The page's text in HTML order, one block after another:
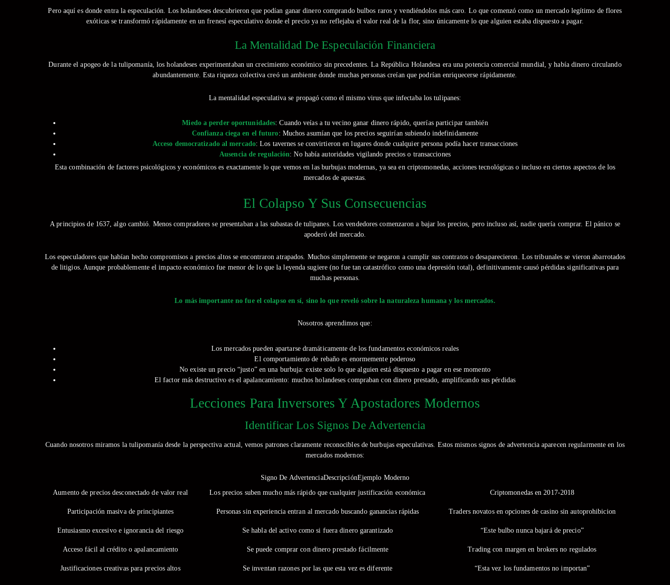
Pero aquí es donde entra la especulación. Los holandeses descubrieron que podían ganar dinero comprando bulbos raros y vendiéndolos más caro. Lo que comenzó como un mercado legítimo de flores
exóticas se transformó rápidamente en un frenesí especulativo donde el precio ya no reflejaba el valor real de la flor, sino únicamente lo que alguien estaba dispuesto a pagar.
La Mentalidad De Especulación Financiera
Durante el apogeo de la tulipomanía, los holandeses experimentaban un crecimiento económico sin precedentes. La República Holandesa era una potencia comercial mundial, y había dinero circulando
abundantemente. Esta riqueza colectiva creó un ambiente donde muchas personas creían que podrían enriquecerse rápidamente.
La mentalidad especulativa se propagó como el mismo virus que infectaba los tulipanes:
Miedo a perder oportunidades: Cuando veías a tu vecino ganar dinero rápido, querías participar también
Confianza ciega en el futuro: Muchos asumían que los precios seguirían subiendo indefinidamente
Acceso democratizado al mercado: Los tavernes se convirtieron en lugares donde cualquier persona podía hacer transacciones
Ausencia de regulación: No había autoridades vigilando precios o transacciones
Esta combinación de factores psicológicos y económicos es exactamente lo que vemos en las burbujas modernas, ya sea en criptomonedas, acciones tecnológicas o incluso en ciertos aspectos de los
mercados de apuestas.
El Colapso Y Sus Consecuencias
A principios de 1637, algo cambió. Menos compradores se presentaban a las subastas de tulipanes. Los vendedores comenzaron a bajar los precios, pero incluso así, nadie quería comprar. El pánico se
apoderó del mercado.
Los especuladores que habían hecho compromisos a precios altos se encontraron atrapados. Muchos simplemente se negaron a cumplir sus contratos o desaparecieron. Los tribunales se vieron abarrotados
de litigios. Aunque probablemente el impacto económico fue menor de lo que la leyenda sugiere (no fue tan catastrófico como una depresión total), definitivamente causó pérdidas significativas para
muchas personas.
Lo más importante no fue el colapso en sí, sino lo que reveló sobre la naturaleza humana y los mercados.
Nosotros aprendimos que:
Los mercados pueden apartarse dramáticamente de los fundamentos económicos reales
El comportamiento de rebaño es enormemente poderoso
No existe un precio “justo” en una burbuja: existe solo lo que alguien está dispuesto a pagar en ese momento
El factor más destructivo es el apalancamiento: muchos holandeses compraban con dinero prestado, amplificando sus pérdidas
Lecciones Para Inversores Y Apostadores Modernos
Identificar Los Signos De Advertencia
Cuando nosotros miramos la tulipomanía desde la perspectiva actual, vemos patrones claramente reconocibles de burbujas especulativas. Estos mismos signos de advertencia aparecen regularmente en los
mercados modernos:
Signo De AdvertenciaDescripciónEjemplo Moderno
Aumento de precios desconectado de valor real
Los precios suben mucho más rápido que cualquier justificación económica Criptomonedas en 2017-2018
Participación masiva de principiantes Personas sin experiencia entran al mercado buscando ganancias rápidas Traders novatos en opciones de casino sin autoprohibicion
Entusiasmo excesivo e ignorancia del riesgo Se habla del activo como si fuera dinero garantizado “Este bulbo nunca bajará de precio”
Acceso fácil al crédito o apalancamiento Se puede comprar con dinero prestado fácilmente Trading con margen en brokers no regulados
Justificaciones creativas para precios altos Se inventan razones por las que esta vez es diferente “Esta vez los fundamentos no importan”